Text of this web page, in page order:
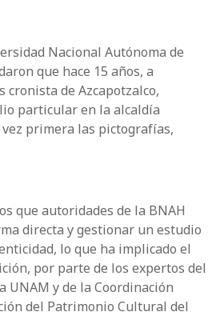
Nacional Autónoma de
que hace 15 años, a
cronista de Azcapotzalco,
particular en la alcaldía
primera las pictografías,
que autoridades de la BNAH
directa y gestionar un estudio
lo que ha implicado el
por parte de los expertos del
UNAM y de la Coordinación
del Patrimonio Cultural del